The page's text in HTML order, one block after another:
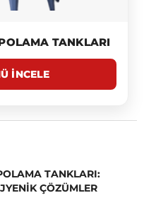
TANKLARI
TANKLARI:
ÇÖZÜMLER